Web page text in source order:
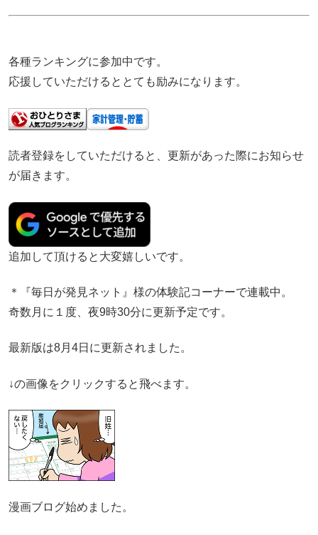
各種ランキングに参加中です。
応援していただけるととても励みになります。
読者登録をしていただけると、更新があった際にお知らせ
が届きます。
追加して頂けると大変嬉しいです。
＊『毎日が発見ネット』様の体験記コーナーで連載中。
奇数月に１度、夜9時30分に更新予定です。
最新版は8月4日に更新されました。
↓の画像をクリックすると飛べます。
漫画ブログ始めました。